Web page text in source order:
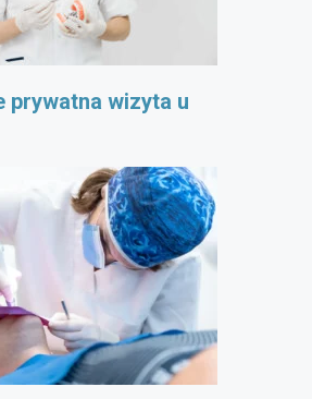
prywatna wizyta u